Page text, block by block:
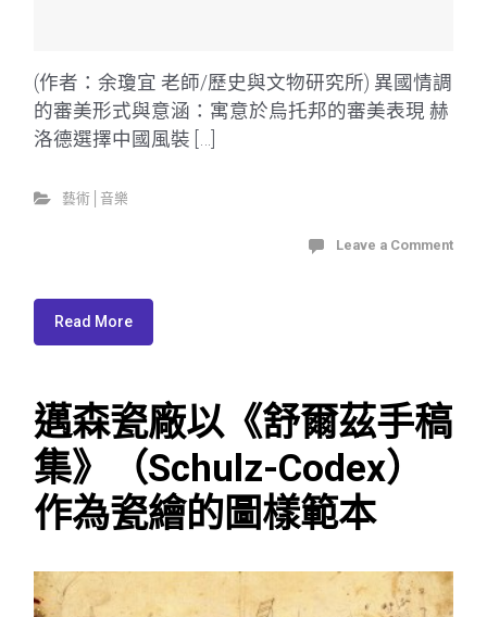
(作者：余瓊宜 老師/歷史與文物研究所) 異國情調
的審美形式與意涵：寓意於烏托邦的審美表現 赫
洛德選擇中國風裝 […]
藝術│音樂
Leave a Comment
Read More
邁森瓷廠以《舒爾茲手稿
集》（Schulz-Codex）
作為瓷繪的圖樣範本